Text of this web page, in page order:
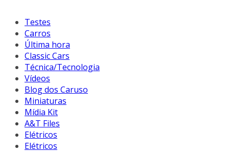
Testes
Carros
Última hora
Classic Cars
Técnica/Tecnologia
Vídeos
Blog dos Caruso
Miniaturas
Mídia Kit
A&T Files
Elétricos
Elétricos